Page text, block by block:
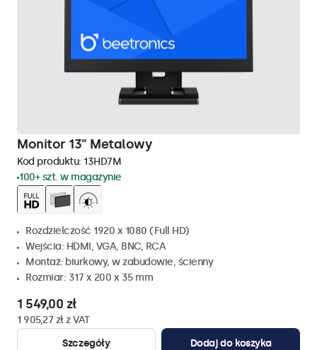
Monitor 13" Metalowy
Kod produktu: 13HD7M
100+ szt. w magazynie
Rozdzielczość 1920 x 1080 (Full HD)
Wejścia: HDMI, VGA, BNC, RCA
Montaż: biurkowy, w zabudowie, ścienny
Rozmiar: 317 x 200 x 35 mm
1 549,00 zł
1 905,27 zł z VAT
Szczegóły
Dodaj do koszyka